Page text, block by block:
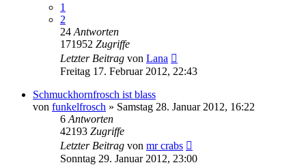
1
2
24 Antworten
171952 Zugriffe
Letzter Beitrag von Lana
Freitag 17. Februar 2012, 22:43
Schmuckhornfrosch ist blass
von funkelfrosch » Samstag 28. Januar 2012, 16:22
6 Antworten
42193 Zugriffe
Letzter Beitrag von mr crabs
Sonntag 29. Januar 2012, 23:00